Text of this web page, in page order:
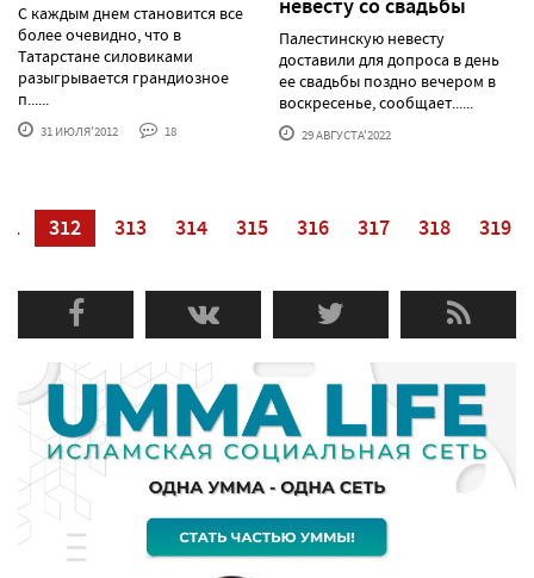
С каждым днем становится все
более очевидно, что в
Татарстане силовиками
разыгрывается грандиозное
п......
31 ИЮЛЯ'2012 18
невесту со свадьбы
Палестинскую невесту
доставили для допроса в день
ее свадьбы поздно вечером в
воскресенье, сообщает......
29 АВГУСТА'2022
312 313 314 315 316 317 318 319